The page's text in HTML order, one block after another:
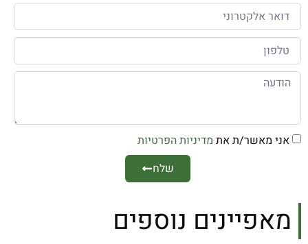
אני מאשר/ת את מדיניות הפרטיות
שלח
מאפיינים נוספים